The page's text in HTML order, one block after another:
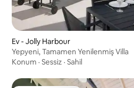
Ev - Jolly Harbour
Yepyeni, Tamamen Yenilenmiş Villa
Konum · Sessiz · Sahil